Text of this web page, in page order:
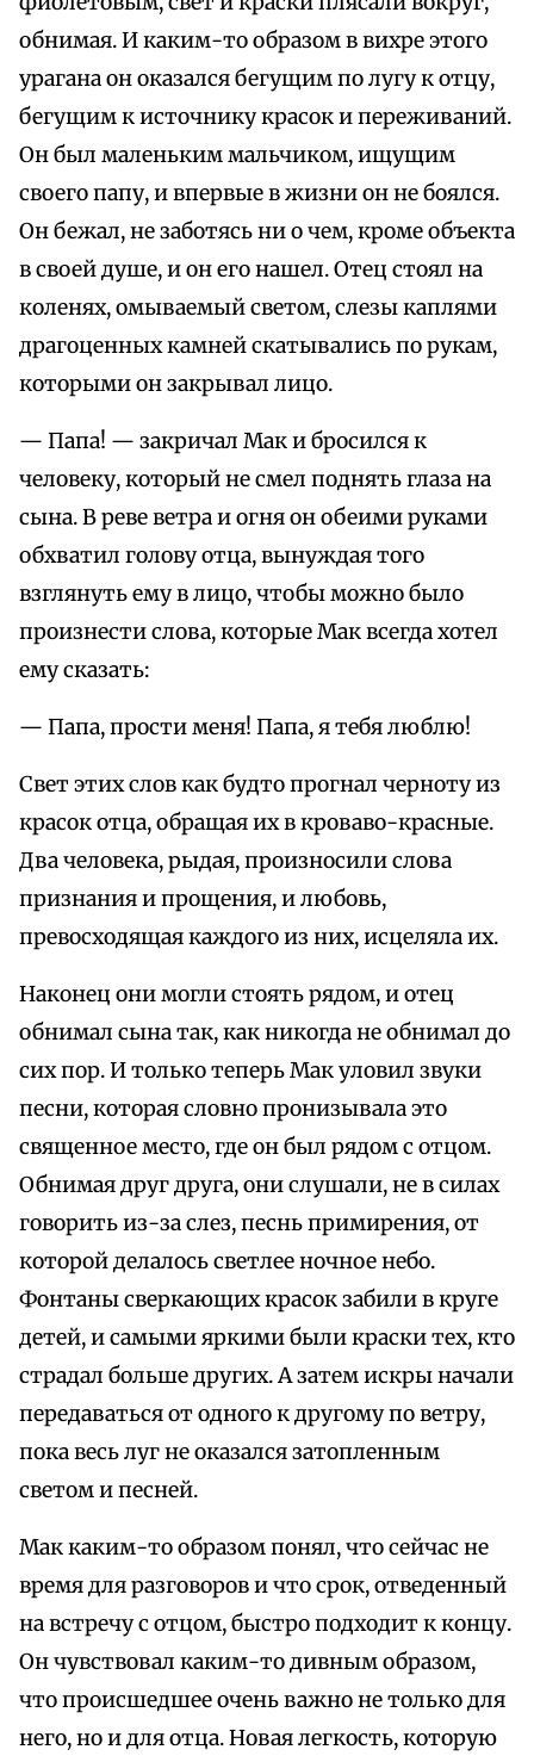
обнимая. И каким-то образом в вихре этого
урагана он оказался бегущим по лугу к отцу,
бегущим к источнику красок и переживаний.
Он был маленьким мальчиком, ищущим
своего папу, и впервые в жизни он не боялся.
Он бежал, не заботясь ни о чем, кроме объекта
в своей душе, и он его нашел. Отец стоял на
коленях, омываемый светом, слезы каплями
драгоценных камней скатывались по рукам,
которыми он закрывал лицо.
— Папа! — закричал Мак и бросился к
человеку, который не смел поднять глаза на
сына. В реве ветра и огня он обеими руками
обхватил голову отца, вынуждая того
взглянуть ему в лицо, чтобы можно было
произнести слова, которые Мак всегда хотел
ему сказать:
— Папа, прости меня! Папа, я тебя люблю!
Свет этих слов как будто прогнал черноту из
красок отца, обращая их в кроваво-красные.
Два человека, рыдая, произносили слова
признания и прощения, и любовь,
превосходящая каждого из них, исцеляла их.
Наконец они могли стоять рядом, и отец
обнимал сына так, как никогда не обнимал до
сих пор. И только теперь Мак уловил звуки
песни, которая словно пронизывала это
священное место, где он был рядом с отцом.
Обнимая друг друга, они слушали, не в силах
говорить из-за слез, песнь примирения, от
которой делалось светлее ночное небо.
Фонтаны сверкающих красок забили в круге
детей, и самыми яркими были краски тех, кто
страдал больше других. А затем искры начали
передаваться от одного к другому по ветру,
пока весь луг не оказался затопленным
светом и песней.
Мак каким-то образом понял, что сейчас не
время для разговоров и что срок, отведенный
на встречу с отцом, быстро подходит к концу.
Он чувствовал каким-то дивным образом,
что происшедшее очень важно не только для
него, но и для отца. Новая легкость, которую